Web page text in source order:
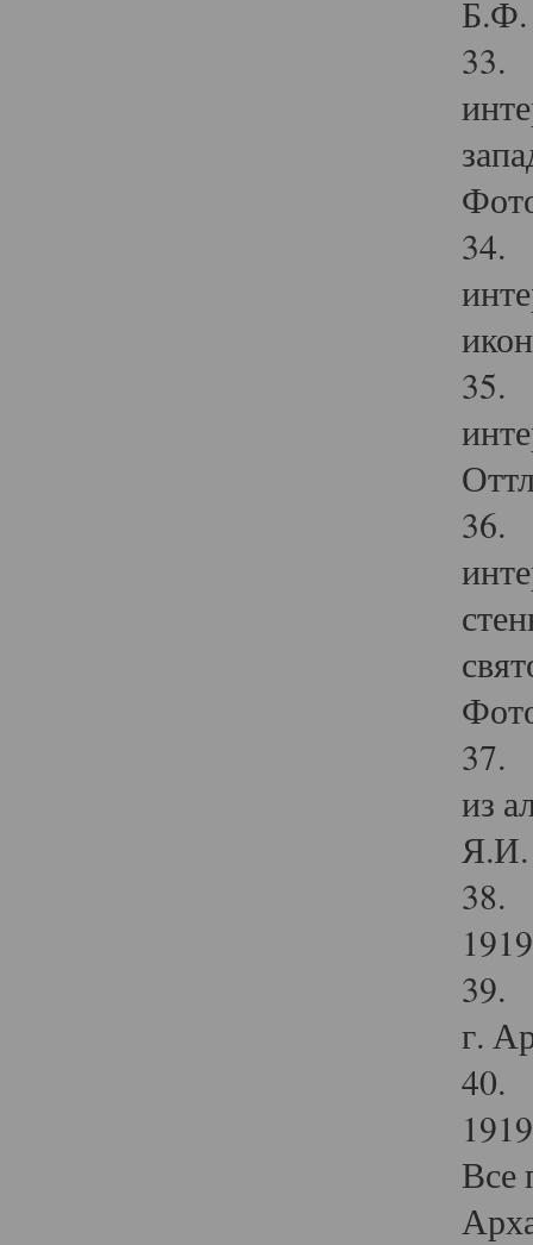
Б.Ф.
33.
34.
35.
36.
37.
из
Я.И.
38.
39.
г.
40.
Все